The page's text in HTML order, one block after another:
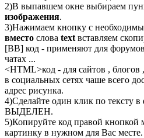
2)В выпавшем окне выбираем
изображения.
3)Нажимаем кнопку с
вместо слова text вставляем
[BB] код - применяют для
чатах ...
<HTML>код - для сайтов , блогов
в социальных сетях чаше всего
адрес рисунка.
4)Сделайте один клик по
ВЫДЕЛЕН.
5)Копируйте код правой
картинку в нужном для Вас месте.